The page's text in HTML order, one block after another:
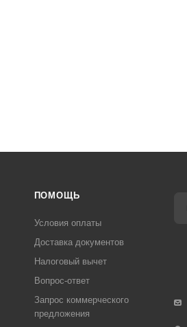
ПОМОЩЬ
Условия оплаты
Доставка документов
Налоговый вычет
Вопрос-ответ
Запрос коммерческого
предложения